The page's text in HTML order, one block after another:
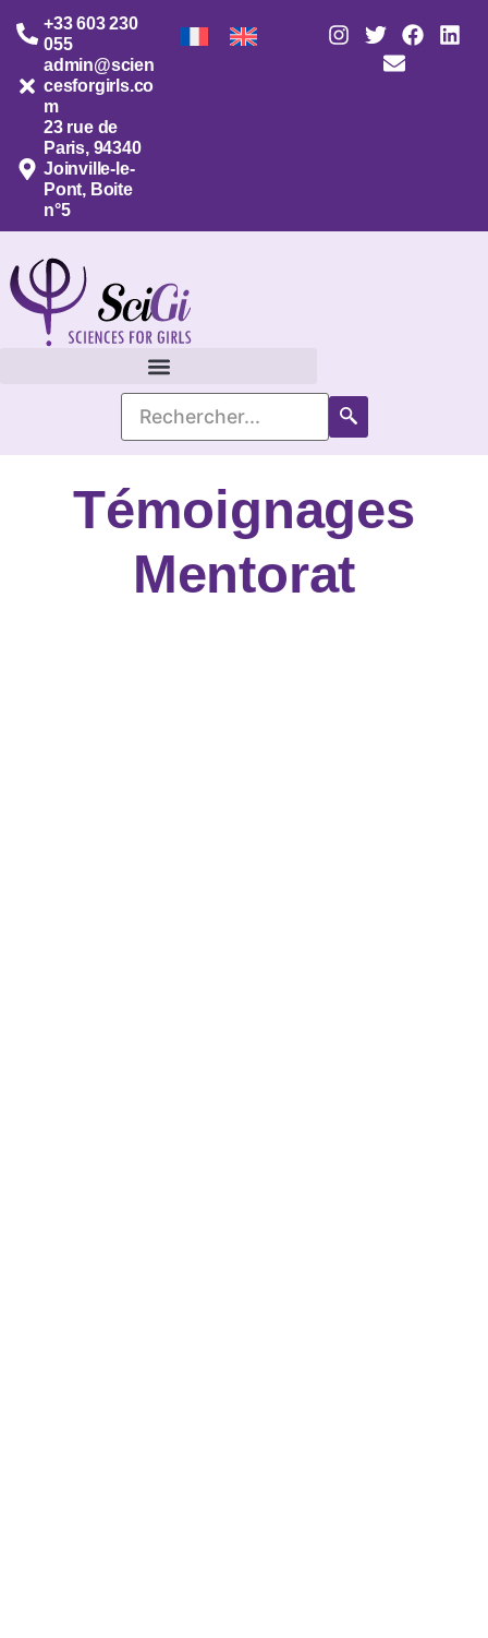
+33 603 230
055
admin@scien
cesforgirls.co
m
23 rue de
Paris, 94340
Joinville-le-
Pont, Boite
n°5
Témoignages
Mentorat